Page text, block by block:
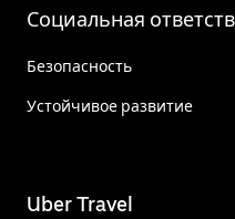
Социальная
Безопасность
Устойчивое развитие
Uber Travel